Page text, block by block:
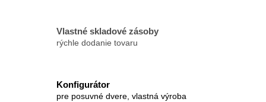
Vlastné skladové zásoby
rýchle dodanie tovaru
Konfigurátor
pre posuvné dvere, vlastná výroba